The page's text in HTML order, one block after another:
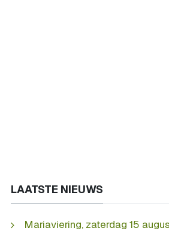
LAATSTE NIEUWS
Mariaviering, zaterdag 15